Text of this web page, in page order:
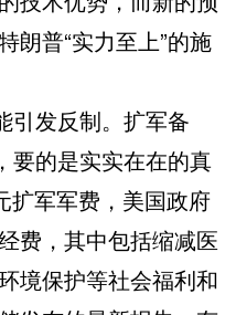
朗普“实力至上”的施
发反制。扩军备
要的是实实在在的真
扩军军费，美国政府
费，其中包括缩减医
境保护等社会福利和